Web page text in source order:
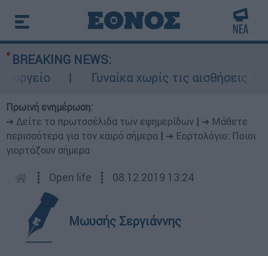
BREAKING NEWS:
Γυναίκα χωρίς τις αισθήσεις
Πρωινή ενημέρωση:
➔ Δείτε τα πρωτοσέλιδα των εφημερίδων
➔ Μάθετε
περισσότερα για τον καιρό σήμερα
➔ Εορτολόγιο: Ποιοι
γιορτάζουν σήμερα
┋ Open life ┋ 08.12.2019 13:24
Μωυσής Σεργιάννης